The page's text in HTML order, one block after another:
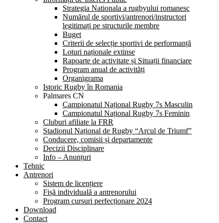
Strategia Nationala a rugbyului romanesc
Numărul de sportivi/antrenori/instructori
legitimați pe structurile membre
Buget
Criterii de selecție sportivi de performanță
Loturi naționale extinse
Rapoarte de activitate și Situații financiare
Program anual de activități
Organigrama
Istoric Rugby în Romania
Palmares CN
Campionatul Național Rugby 7s Masculin
Campionatul Național Rugby 7s Feminin
Cluburi afiliate la FRR
Stadionul Național de Rugby “Arcul de Triumf”
Conducere, comisii și departamente
Decizii Disciplinare
Info – Anunțuri
Tehnic
Antrenori
Sistem de licențiere
Fișă individuală a antrenorului
Program cursuri perfecționare 2024
Download
Contact